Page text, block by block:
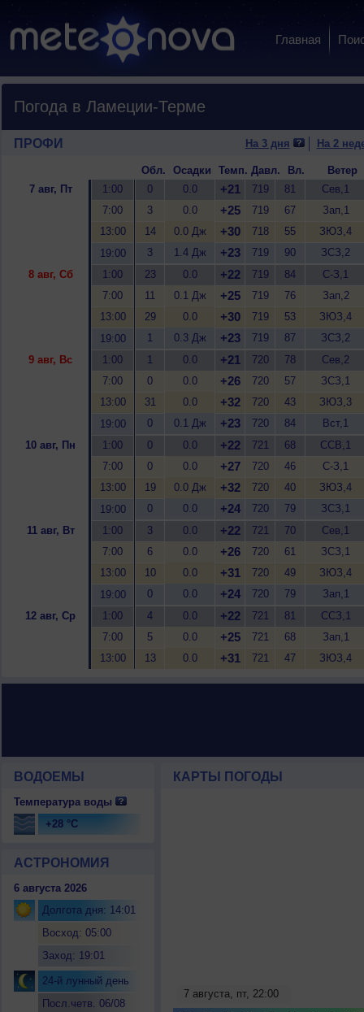
Главная
Погода в Ламеции-Терме
ПРОФИ На 3 дня На 2
Обл. Осадки Темп. Давл. Вл.
Ветер
7 авг, Пт
1:00 0 0.0 +21 719 81
Сев,1
7:00
3 0.0 +25 719 67
Зап,1
13:00
14 0.0 Дж +30 718 55
ЗЮЗ,4
19:00
3 1.4 Дж +23 719 90
ЗСЗ,2
8 авг, Сб
1:00 23 0.0 +22 719 84
С-З,1
7:00
11 0.1 Дж +25 719 76
Зап,2
13:00
29 0.0 +30 719 53
ЗЮЗ,4
19:00
1 0.3 Дж +23 719 87
ЗСЗ,2
9 авг, Вс
1:00 1 0.0 +21 720 78
Сев,2
7:00
0 0.0 +26 720 57
ЗСЗ,1
13:00
31 0.0 +32 720 43
ЗЮЗ,3
19:00
0 0.1 Дж +23 720 84
Вст,1
10 авг, Пн
1:00 0 0.0 +22 721 68
ССВ,1
7:00
0 0.0 +27 720 46
С-З,1
13:00
19 0.0 Дж +32 720 40
ЗЮЗ,4
19:00
0 0.0 +24 720 79
ЗСЗ,1
11 авг, Вт
1:00 3 0.0 +22 721 70
Сев,1
7:00
6 0.0 +26 720 61
ЗСЗ,1
13:00
10 0.0 +31 720 49
ЗЮЗ,4
19:00
0 0.0 +24 720 79
Зап,1
12 авг, Ср
1:00 4 0.0 +22 721 81
ССЗ,1
7:00
5 0.0 +25 721 68
Зап,1
13:00
13 0.0 +31 721 47 ЗЮЗ,4
ВОДОЕМЫ
Температура воды
+28 °C
АСТРОНОМИЯ
6 августа 2026
Долгота дня: 14:01
Восход: 05:00
Заход: 19:01
24-й лунный день
Посл.четв. 06/08
КАРТЫ ПОГОДЫ